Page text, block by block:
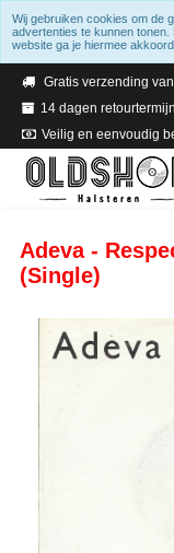
Verzending binnen 2
Gratis verzending
14 dagen retourtermijn
Veilig en eenvoudig
Adeva -
(Single)
Wij gebruiken cookies om de
advertenties te kunnen
website ga je hiermee akkoord.